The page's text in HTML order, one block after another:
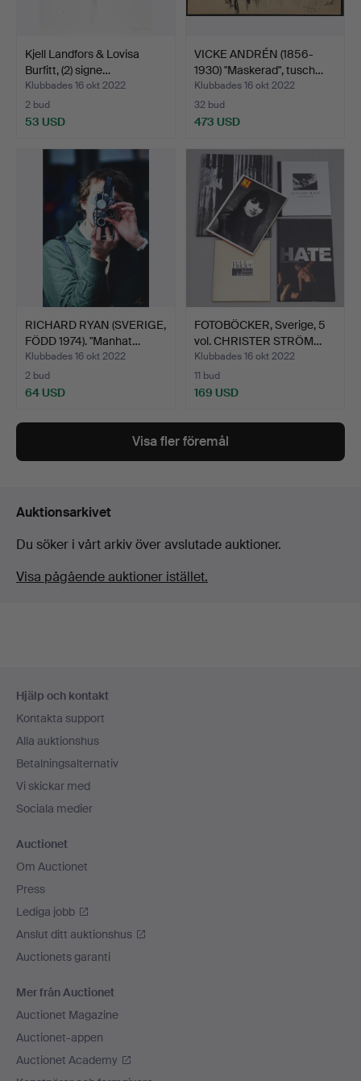
Kjell Landfors & Lovisa
Burfitt, (2) signe…
Klubbades 16 okt 2022
2 bud
53 USD
VICKE ANDRÉN (1856-
1930) "Maskerad", tusch…
Klubbades 16 okt 2022
32 bud
473 USD
RICHARD RYAN (SVERIGE,
FÖDD 1974). "Manhat…
Klubbades 16 okt 2022
2 bud
64 USD
FOTOBÖCKER, Sverige, 5
vol. CHRISTER STRÖM…
Klubbades 16 okt 2022
11 bud
169 USD
Visa fler föremål
Auktionsarkivet
Du söker i vårt arkiv över avslutade auktioner.
Visa pågående auktioner istället.
Hjälp och kontakt
Kontakta support
Alla auktionshus
Betalningsalternativ
Vi skickar med
Sociala medier
Auctionet
Om Auctionet
Press
Lediga jobb
Anslut ditt auktionshus
Auctionets garanti
Mer från Auctionet
Auctionet Magazine
Auctionet-appen
Auctionet Academy